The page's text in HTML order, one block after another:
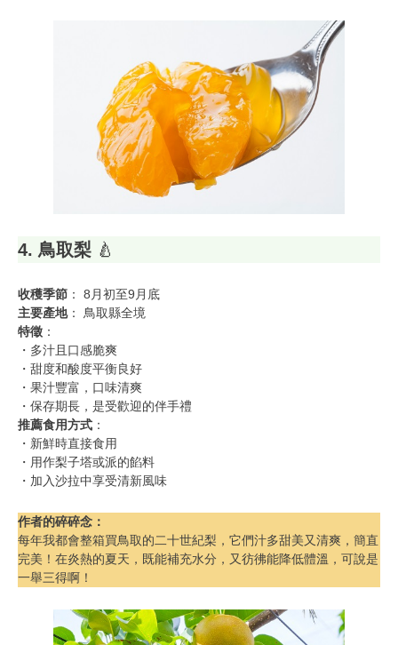
4. 鳥取梨 🍐
收穫季節 ： 8月初至9月底
主要產地： 鳥取縣全境
特徵 ：
・多汁且口感脆爽
・甜度和酸度平衡良好
・果汁豐富，口味清爽
・保存期長，是受歡迎的伴手禮
推薦食用方式 ：
・新鮮時直接食用
・用作梨子塔或派的餡料
・加入沙拉中享受清新風味
作者的碎碎念 ：
每年我都會整箱買鳥取的二十世紀梨，它們汁多甜美又清爽，簡直
完美！在炎熱的夏天，既能補充水分，又彷彿能降低體溫，可說是
一舉三得啊！